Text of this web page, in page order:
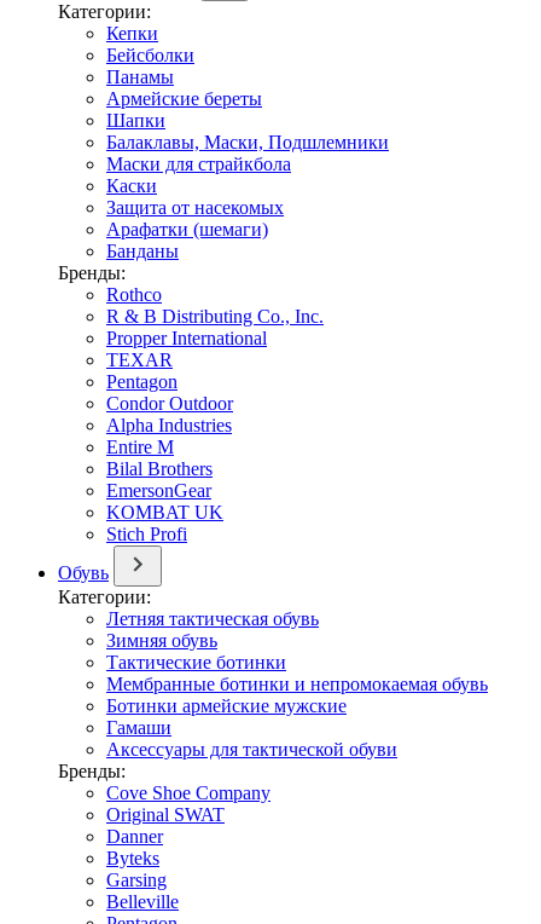
Категории:
Кепки
Бейсболки
Панамы
Армейские береты
Шапки
Балаклавы, Маски, Подшлемники
Маски для страйкбола
Каски
Защита от насекомых
Арафатки (шемаги)
Банданы
Бренды:
Rothco
R & B Distributing Co., Inc.
Propper International
TEXAR
Pentagon
Condor Outdoor
Alpha Industries
Entire M
Bilal Brothers
EmersonGear
KOMBAT UK
Stich Profi
Обувь
Категории:
Летняя тактическая обувь
Зимняя обувь
Тактические ботинки
Мембранные ботинки и непромокаемая обувь
Ботинки армейские мужские
Гамаши
Аксессуары для тактической обуви
Бренды:
Cove Shoe Company
Original SWAT
Danner
Byteks
Garsing
Belleville